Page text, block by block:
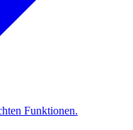
Funktionen.